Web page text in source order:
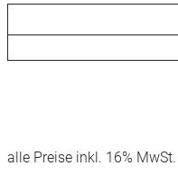
alle Preise inkl. 16% MwSt.